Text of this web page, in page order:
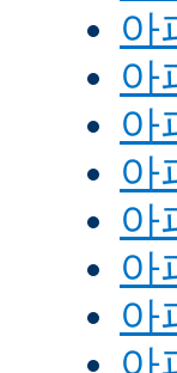
아
아
아
아
아
아
아
아